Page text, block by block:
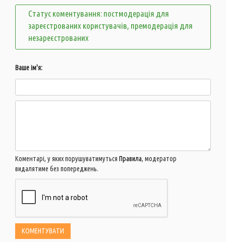
Статус коментування: постмодерація для
зареєстрованих користувачів, премодерація для
незареєстрованих
Ваше ім'я:
Коментарі, у яких порушуватимуться Правила, модератор
видалятиме без попереджень.